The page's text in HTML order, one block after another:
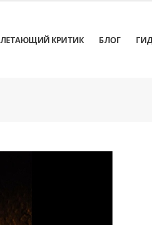
ЛЕТАЮЩИЙ КРИТИК БЛОГ